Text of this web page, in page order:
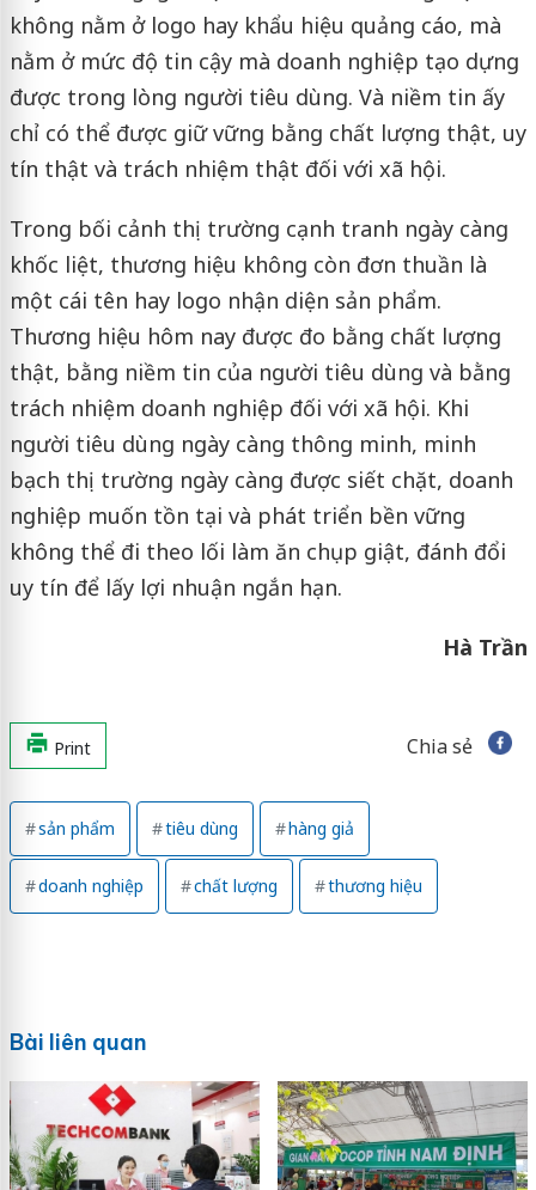
không nằm ở logo hay khẩu hiệu quảng cáo, mà
nằm ở mức độ tin cậy mà doanh nghiệp tạo dựng
được trong lòng người tiêu dùng. Và niềm tin ấy
chỉ có thể được giữ vững bằng chất lượng thật, uy
tín thật và trách nhiệm thật đối với xã hội.
Trong bối cảnh thị trường cạnh tranh ngày càng
khốc liệt, thương hiệu không còn đơn thuần là
một cái tên hay logo nhận diện sản phẩm.
Thương hiệu hôm nay được đo bằng chất lượng
thật, bằng niềm tin của người tiêu dùng và bằng
trách nhiệm doanh nghiệp đối với xã hội. Khi
người tiêu dùng ngày càng thông minh, minh
bạch thị trường ngày càng được siết chặt, doanh
nghiệp muốn tồn tại và phát triển bền vững
không thể đi theo lối làm ăn chụp giật, đánh đổi
uy tín để lấy lợi nhuận ngắn hạn.
Hà Trần
Print Chia sẻ
sản phẩm tiêu dùng hàng giả
doanh nghiệp chất lượng thương hiệu
Bài liên quan